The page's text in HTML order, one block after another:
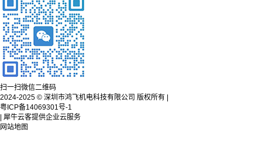
扫一扫微信二维码
2024-2025 © 深圳市鸿飞机电科技有限公司 版权所有 |
粤ICP备14069301号-1
| 犀牛云客提供企业云服务
网站地图